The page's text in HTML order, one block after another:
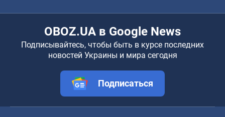
OBOZ.UA в Google News
Подписывайтесь, чтобы быть в курсе последних
новостей Украины и мира сегодня
Подписаться